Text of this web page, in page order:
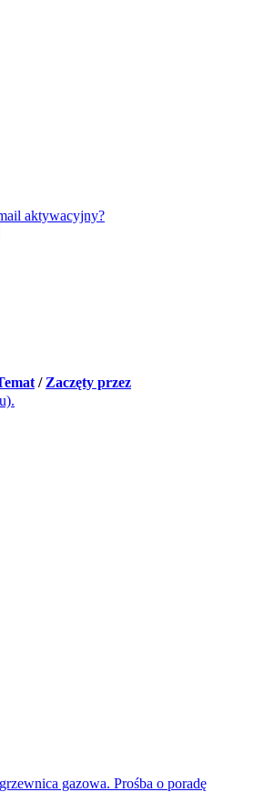
aktywacyjny?
/ Zaczęty przez
gazowa. Prośba o poradę